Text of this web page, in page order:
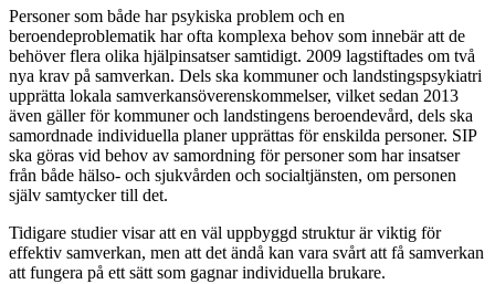
Personer som både har psykiska problem och en
beroendeproblematik har ofta komplexa behov som innebär att de
behöver flera olika hjälpinsatser samtidigt. 2009 lagstiftades om två
nya krav på samverkan. Dels ska kommuner och landstingspsykiatri
upprätta lokala samverkansöverenskommelser, vilket sedan 2013
även gäller för kommuner och landstingens beroendevård, dels ska
samordnade individuella planer upprättas för enskilda personer. SIP
ska göras vid behov av samordning för personer som har insatser
från både hälso- och sjukvården och socialtjänsten, om personen
själv samtycker till det.
Tidigare studier visar att en väl uppbyggd struktur är viktig för
effektiv samverkan, men att det ändå kan vara svårt att få samverkan
att fungera på ett sätt som gagnar individuella brukare.